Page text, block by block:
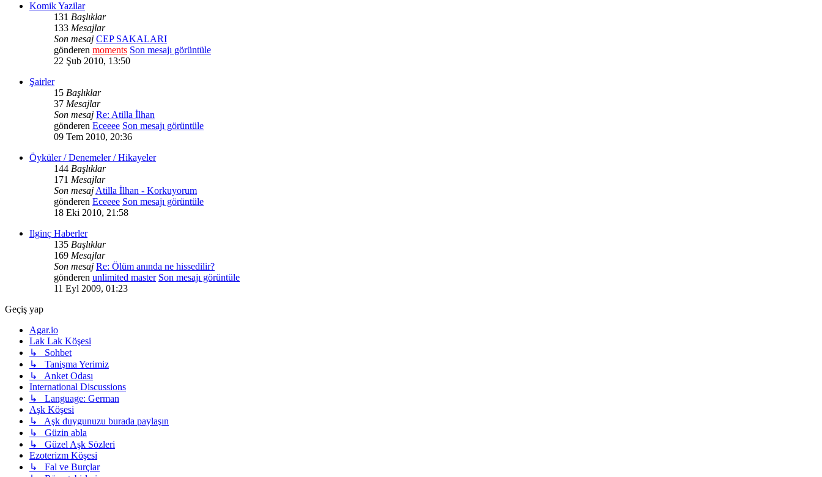
Komik Yazilar
131 Başlıklar
133 Mesajlar
Son mesaj CEP SAKALARI
gönderen moments Son mesajı görüntüle
22 Şub 2010, 13:50
Şairler
15 Başlıklar
37 Mesajlar
Son mesaj Re: Atilla İlhan
gönderen Eceeee Son mesajı görüntüle
09 Tem 2010, 20:36
Öyküler / Denemeler / Hikayeler
144 Başlıklar
171 Mesajlar
Son mesaj Atilla İlhan - Korkuyorum
gönderen Eceeee Son mesajı görüntüle
18 Eki 2010, 21:58
Ilginç Haberler
135 Başlıklar
169 Mesajlar
Son mesaj Re: Ölüm anında ne hissedilir?
gönderen unlimited master Son mesajı görüntüle
11 Eyl 2009, 01:23
Geçiş yap
Agar.io
Lak Lak Köşesi
↳ Sohbet
↳ Tanişma Yerimiz
↳ Anket Odası
International Discussions
↳ Language: German
Aşk Köşesi
↳ Aşk duygunuzu burada paylaşın
↳ Güzin abla
↳ Güzel Aşk Sözleri
Ezoterizm Köşesi
↳ Fal ve Burçlar